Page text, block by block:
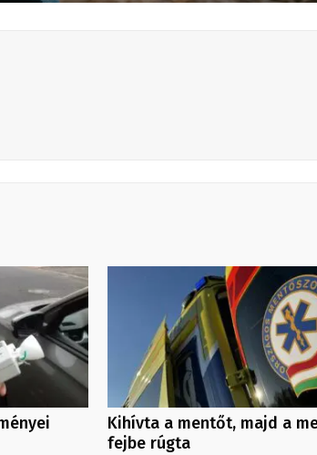
Kihívta a mentőt, majd a
fejbe rúgta